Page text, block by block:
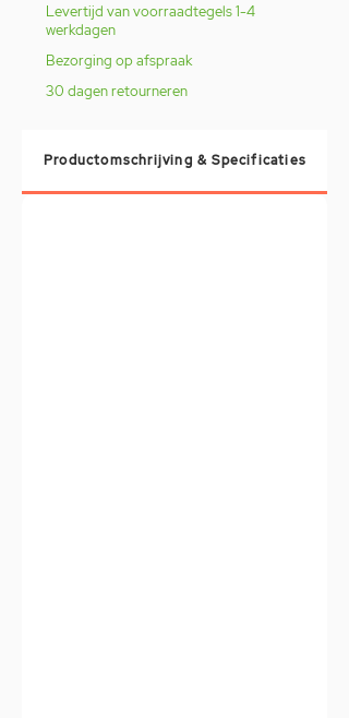
Levertijd van voorraadtegels 1-4
werkdagen
Bezorging op afspraak
30 dagen retourneren
Productomschrijving & Specificaties